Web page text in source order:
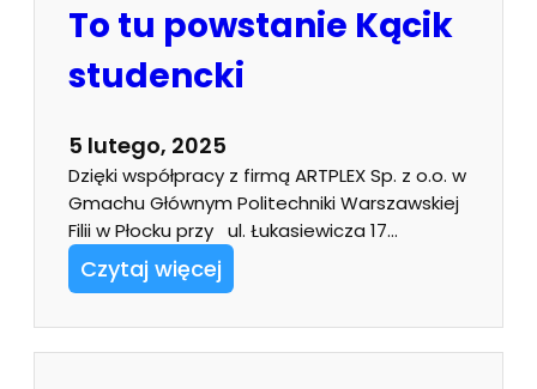
To tu powstanie Kącik
studencki
5 lutego, 2025
Dzięki współpracy z firmą ARTPLEX Sp. z o.o. w
Gmachu Głównym Politechniki Warszawskiej
Filii w Płocku przy ul. Łukasiewicza 17…
Czytaj więcej